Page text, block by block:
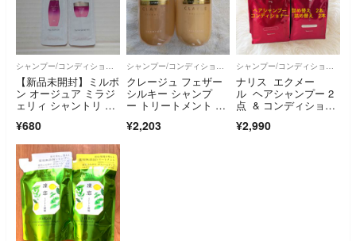
シャンプー/コンディショナーセット
【新品未開封】ミルボ
ン オージュア ミラジ
ェリィ シャントリ 9
¥680
シャンプー/コンディショナーセット
クレージュ フェザー
シルキー シャンプ
ー トリートメント 2
¥2,203
シャンプー/コンディショナーセット
ナリス エクメー
ル ヘアシャンプー 2
点 & コンディショナ
計4点
¥2,990